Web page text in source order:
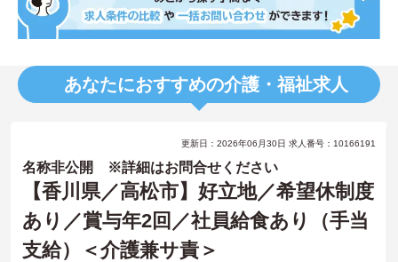
あなたにおすすめの介護・福祉求人
更新日：2026年06月30日 求人番号：10166191
名称非公開 ※詳細はお問合せください
【香川県／高松市】好立地／希望休制度
あり／賞与年2回／社員給食あり（手当
支給）＜介護兼サ責＞